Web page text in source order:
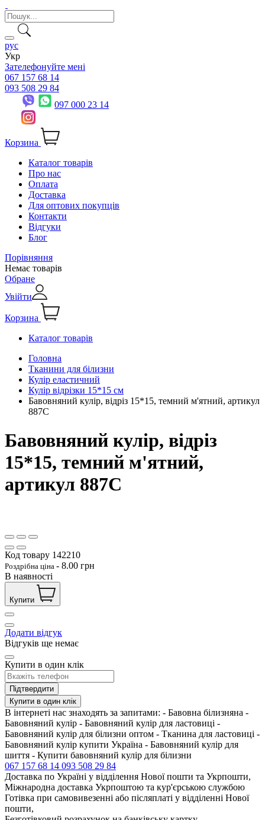
рус
Укр
Зателефонуйте мені
067 157 68 14
093 508 29 84
097 000 23 14
Корзина
Каталог товарів
Про нас
Оплата
Доставка
Для оптових покупців
Контакти
Відгуки
Блог
Порівняння
Немає товарів
Обране
Увійти
Корзина
Каталог товарів
Головна
Тканини для білизни
Кулір еластичний
Кулір відрізки 15*15 см
Бавовняний кулір, відріз 15*15, темний м'ятний, артикул
887С
Бавовняний кулір, відріз
15*15, темний м'ятний,
артикул 887С
Код товару 142210
Роздрібна ціна - 8.00 грн
В наявності
Купити
Додати відгук
Відгуків ще немає
Купити в один клік
Підтвердити
Купити в один клік
В інтернеті нас знаходять за запитами: - Бавовна білизняна -
Бавовняний кулір - Бавовняний кулір для ластовиці -
Бавовняний кулір для білизни оптом - Тканина для ластовиці -
Бавовняний кулір купити Україна - Бавовняний кулір для
шиття - Купити бавовняний кулір для білизни
067 157 68 14 093 508 29 84
Доставка по Україні у відділення Нової пошти та Укрпошти,
Міжнародна доставка Укрпоштою та кур'єрською службою
Готівка при самовивезенні або післяплаті у відділенні Нової
пошти,